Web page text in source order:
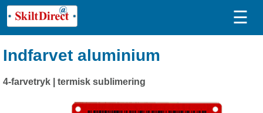
☰
Indfarvet aluminium
4-farvetryk | termisk sublimering